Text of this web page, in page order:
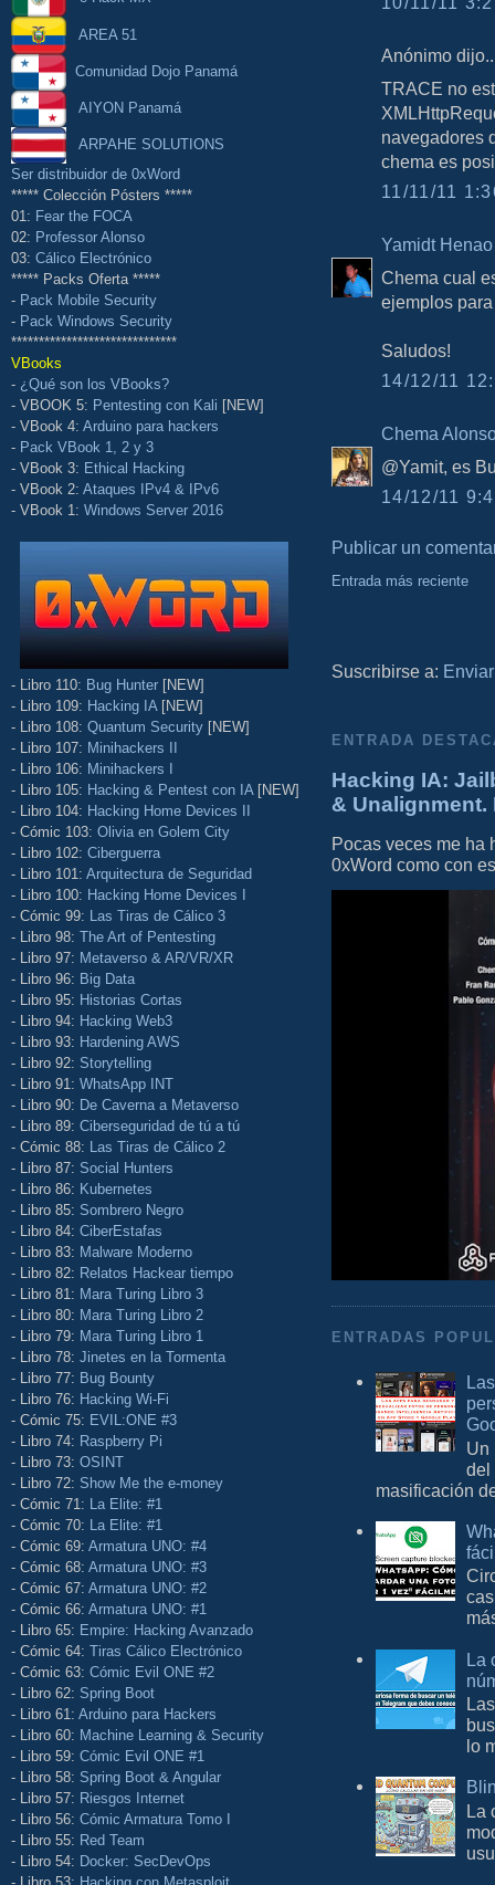
AREA 51
Comunidad Dojo Panamá
AIYON Panamá
ARPAHE SOLUTIONS
Ser distribuidor de 0xWord
***** Colección Pósters *****
01: Fear the FOCA
02: Professor Alonso
03: Cálico Electrónico
***** Packs Oferta *****
- Pack Mobile Security
- Pack Windows Security
******************************
VBooks
- ¿Qué son los VBooks?
- VBOOK 5: Pentesting con Kali [NEW]
- VBook 4: Arduino para hackers
- Pack VBook 1, 2 y 3
- VBook 3: Ethical Hacking
- VBook 2: Ataques IPv4 & IPv6
- VBook 1: Windows Server 2016
- Libro 110: Bug Hunter [NEW]
- Libro 109: Hacking IA [NEW]
- Libro 108: Quantum Security [NEW]
- Libro 107: Minihackers II
- Libro 106: Minihackers I
- Libro 105: Hacking & Pentest con IA [NEW]
- Libro 104: Hacking Home Devices II
- Cómic 103: Olivia en Golem City
- Libro 102: Ciberguerra
- Libro 101: Arquitectura de Seguridad
- Libro 100: Hacking Home Devices I
- Cómic 99: Las Tiras de Cálico 3
- Libro 98: The Art of Pentesting
- Libro 97: Metaverso & AR/VR/XR
- Libro 96: Big Data
- Libro 95: Historias Cortas
- Libro 94: Hacking Web3
- Libro 93: Hardening AWS
- Libro 92: Storytelling
- Libro 91: WhatsApp INT
- Libro 90: De Caverna a Metaverso
- Libro 89: Ciberseguridad de tú a tú
- Cómic 88: Las Tiras de Cálico 2
- Libro 87: Social Hunters
- Libro 86: Kubernetes
- Libro 85: Sombrero Negro
- Libro 84: CiberEstafas
- Libro 83: Malware Moderno
- Libro 82: Relatos Hackear tiempo
- Libro 81: Mara Turing Libro 3
- Libro 80: Mara Turing Libro 2
- Libro 79: Mara Turing Libro 1
- Libro 78: Jinetes en la Tormenta
- Libro 77: Bug Bounty
- Libro 76: Hacking Wi-Fi
- Cómic 75: EVIL:ONE #3
- Libro 74: Raspberry Pi
- Libro 73: OSINT
- Libro 72: Show Me the e-money
- Cómic 71: La Elite: #1
- Cómic 70: La Elite: #1
- Cómic 69: Armatura UNO: #4
- Cómic 68: Armatura UNO: #3
- Cómic 67: Armatura UNO: #2
- Cómic 66: Armatura UNO: #1
- Libro 65: Empire: Hacking Avanzado
- Cómic 64: Tiras Cálico Electrónico
- Cómic 63: Cómic Evil ONE #2
- Libro 62: Spring Boot
- Libro 61: Arduino para Hackers
- Libro 60: Machine Learning & Security
- Libro 59: Cómic Evil ONE #1
- Libro 58: Spring Boot & Angular
- Libro 57: Riesgos Internet
- Libro 56: Cómic Armatura Tomo I
- Libro 55: Red Team
- Libro 54: Docker: SecDevOps
Anónimo
TRACE no
navegadores
chema es
11/11/11
Yamidt Henao
Chema cual
ejemplos
Saludos!
14/12/11
Chema
@Yamit, es
14/12/11
Publicar un
Entrada más reciente
Suscribirse a:
ENTRADA
Hacking IA:
&
Pocas veces me ha
0xWord como con
ENTRADAS
Un
del
masificación
La
lo
La